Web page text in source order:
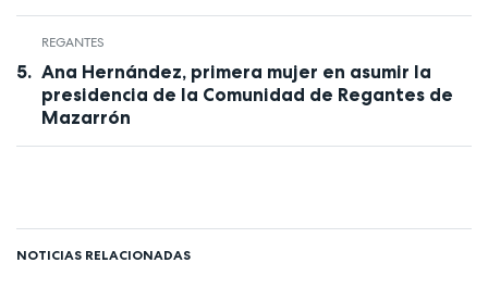
REGANTES
Ana Hernández, primera mujer en asumir la
presidencia de la Comunidad de Regantes de
Mazarrón
NOTICIAS RELACIONADAS